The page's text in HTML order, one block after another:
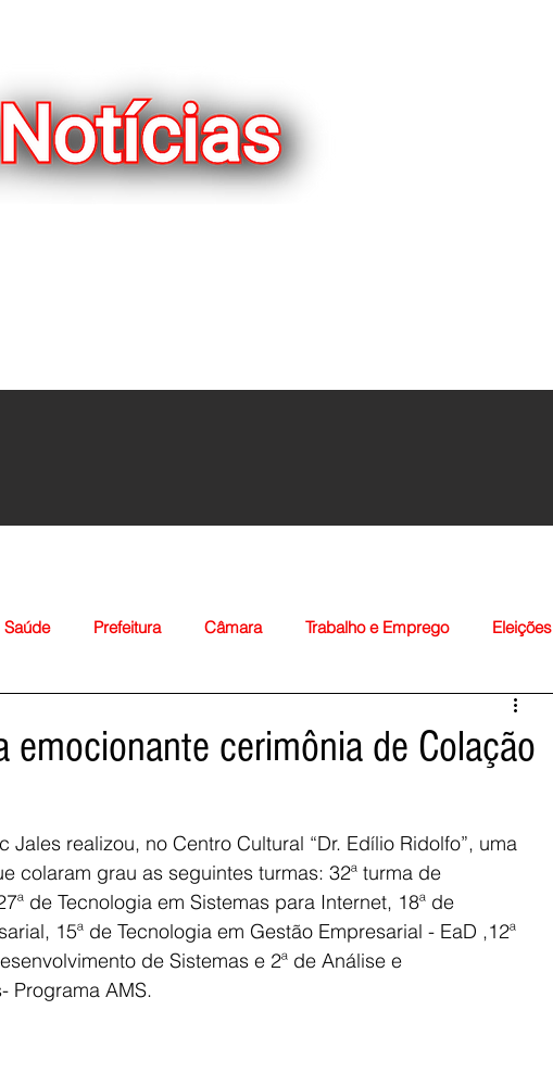
Saúde Prefeitura Câmara Trabalho e Emprego Eleições
emocionante cerimônia de Colação
Jales realizou, no Centro Cultural “Dr. Edílio Ridolfo”, uma
colaram grau as seguintes turmas: 32ª turma de
de Tecnologia em Sistemas para Internet, 18ª de
15ª de Tecnologia em Gestão Empresarial - EaD ,12ª
de Sistemas e 2ª de Análise e
Programa AMS.